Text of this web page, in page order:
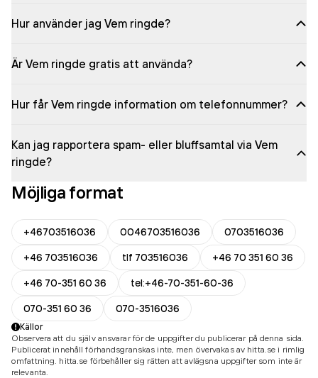
Hur använder jag Vem ringde?
Är Vem ringde gratis att använda?
Hur får Vem ringde information om telefonnummer?
Kan jag rapportera spam- eller bluffsamtal via Vem
ringde?
Möjliga format
+46703516036 0046703516036
0703516036
+46 703516036
tlf 703516036
+46 70 351 60 36
+46 70-351 60 36
tel:+46-70-351-60-36
070-351 60 36
070-3516036
Källor
Observera att du själv ansvarar för de uppgifter du publicerar på denna sida.
Publicerat innehåll förhandsgranskas inte, men övervakas av hitta.se i rimlig
omfattning. hitta.se förbehåller sig rätten att avlägsna uppgifter som inte är
relevanta.